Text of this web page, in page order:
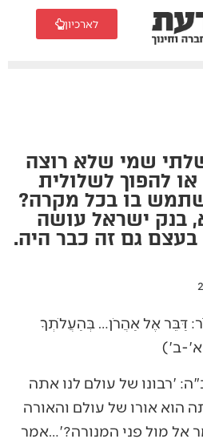
לארכיון
שמי שלא רוצה
להפוך לשלולית
בו בכל מקרה?
בנק ישראל עושה
גם זה כבר היה.
דַּבֵּר אֶל אַהֲרֹן… בְּהַעֲלֹתְךָ
א'-ב')
'רבונו של עולם לנו אתה
הוא אורו של עולם והאורה
אל מול פני המנורה?'…אמר